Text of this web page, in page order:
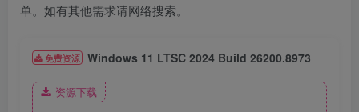
单。如有其他需求请网络搜索。
免费资源 Windows 11 LTSC 2024 Build 26200.8973
资源下载